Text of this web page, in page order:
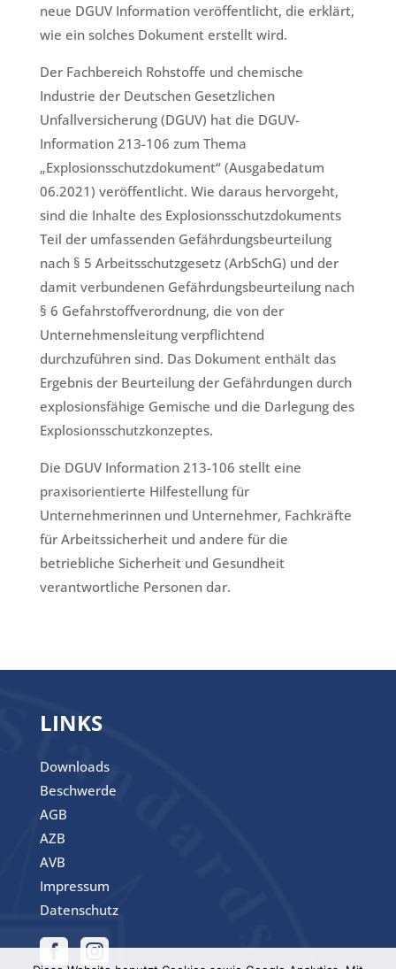
neue DGUV Information veröffentlicht, die erklärt,
wie ein solches Dokument erstellt wird.
Der Fachbereich Rohstoffe und chemische
Industrie der Deutschen Gesetzlichen
Unfallversicherung (DGUV) hat die DGUV-
Information 213-106 zum Thema
„Explosionsschutzdokument“ (Ausgabedatum
06.2021) veröffentlicht. Wie daraus hervorgeht,
sind die Inhalte des Explosionsschutzdokuments
Teil der umfassenden Gefährdungsbeurteilung
nach § 5 Arbeitsschutzgesetz (ArbSchG) und der
damit verbundenen Gefährdungsbeurteilung nach
§ 6 Gefahrstoffverordnung, die von der
Unternehmensleitung verpflichtend
durchzuführen sind. Das Dokument enthält das
Ergebnis der Beurteilung der Gefährdungen durch
explosionsfähige Gemische und die Darlegung des
Explosionsschutzkonzeptes.
Die DGUV Information 213-106 stellt eine
praxisorientierte Hilfestellung für
Unternehmerinnen und Unternehmer, Fachkräfte
für Arbeitssicherheit und andere für die
betriebliche Sicherheit und Gesundheit
verantwortliche Personen dar.
LINKS
Downloads
Beschwerde
AGB
AZB
AVB
Impressum
Datenschutz
 